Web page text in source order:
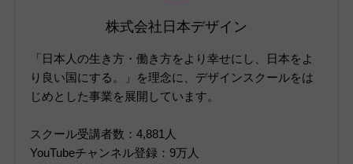
株式会社日本デザイン
「日本人の生き方・働き方をより幸せにし、日本をよ
り良い国にする。」を理念に、デザインスクールをは
じめとした事業を展開しています。
スクール受講者数：4,881人
YouTubeチャンネル登録：9万人